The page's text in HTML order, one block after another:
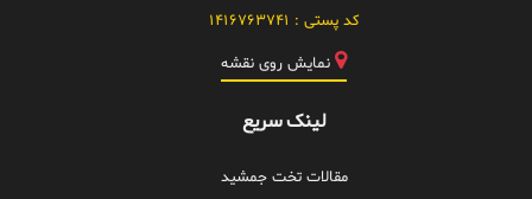
کد پستی : 1416763741
نمایش روی نقشه
لینک سریع
مقالات تخت جمشید